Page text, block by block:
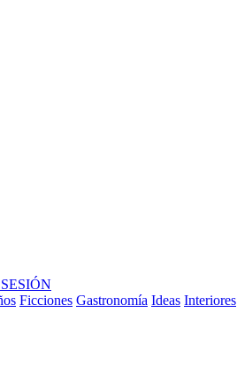
Ficciones Gastronomía Ideas Interiores